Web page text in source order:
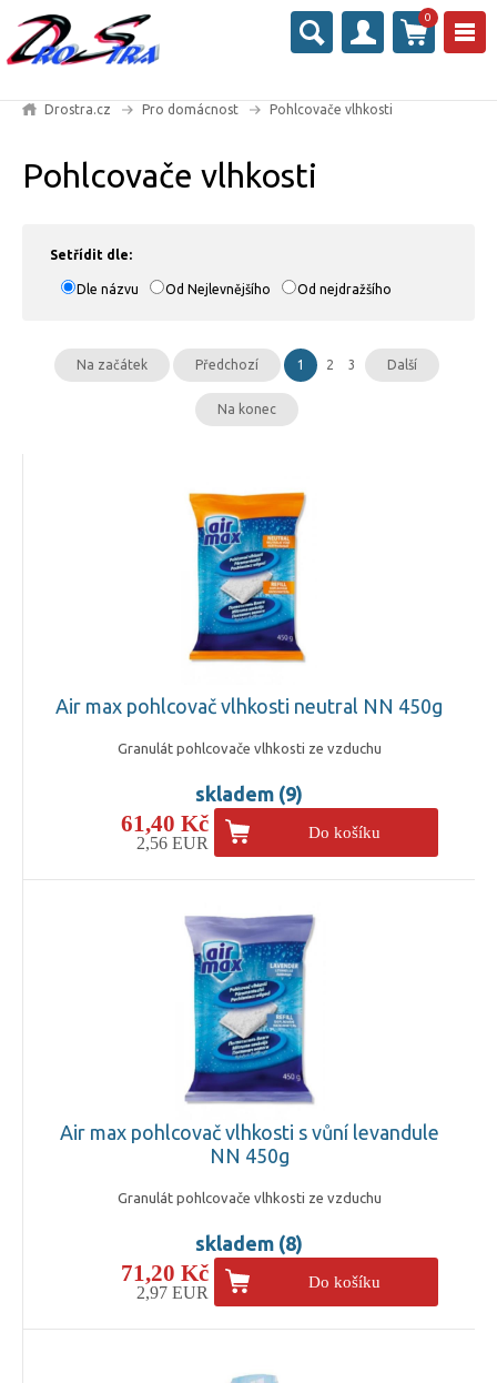
0
Drostra.cz Pro domácnost Pohlcovače vlhkosti
Pohlcovače vlhkosti
Setřídit dle:
Dle názvu Od Nejlevnějšího Od nejdražšího
Na začátek Předchozí 1 2 3 Další
Na konec
Air max pohlcovač vlhkosti neutral NN 450g
Granulát pohlcovače vlhkosti ze vzduchu
skladem (9)
61,40 Kč
2,56 EUR
Do košíku
Air max pohlcovač vlhkosti s vůní levandule
NN 450g
Granulát pohlcovače vlhkosti ze vzduchu
skladem (8)
71,20 Kč
2,97 EUR
Do košíku